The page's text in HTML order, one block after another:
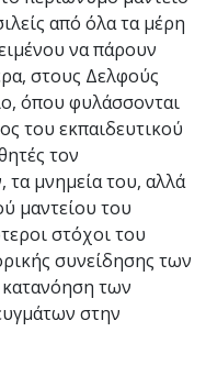
από όλα τα μέρη
να πάρουν
στους Δελφούς
όπου φυλάσσονται
του εκπαιδευτικού
τον
μνημεία του, αλλά
μαντείου του
στόχοι του
συνείδησης των
των
στην